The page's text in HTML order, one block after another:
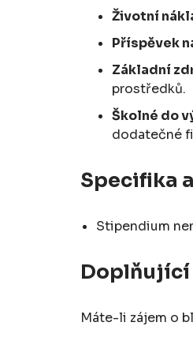
Životní
Příspěvek
Základní
prostředků.
Školné do
dodatečné
Specifika
Stipendium
Doplňující
Máte-li zájem o